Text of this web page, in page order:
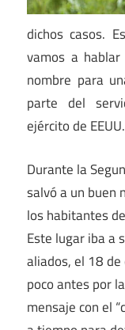
dichos casos.
vamos a
nombre para
parte del
ejército de EEUU.
Durante la
salvó a un buen
los habitantes
Este lugar iba a
aliados, el 18
poco antes por
mensaje con el